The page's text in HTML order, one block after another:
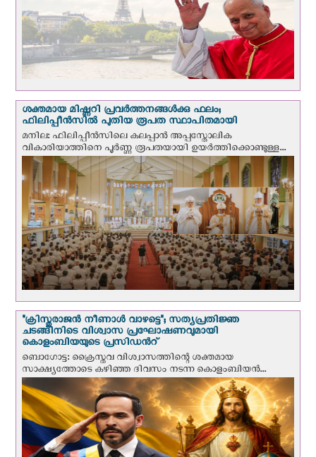
ശക്തമായ മിഷ്ണറി പ്രവർത്തനങ്ങൾക്കു ഫലം;
ഫിലിപ്പീൻസിൽ പുതിയ രൂപത സ്ഥാപിതമായി
മനില: ഫിലിപ്പീൻസിലെ കലപ്പാൻ അപ്പസ്തോലിക
വികാരിയാത്തിനെ പൂർണ്ണ രൂപതയായി ഉയർത്തിക്കൊണ്ടുള്ള...
"ക്രിസ്തുരാജന്‍ നീണാള്‍ വാഴട്ടെ"; സത്യപ്രതിജ്ഞ
ചടങ്ങിനിടെ വിശ്വാസ പ്രഘോഷണവുമായി
കൊളംബിയയുടെ പ്രസിഡന്‍റ്
ബൊഗോട്ട: ക്രൈസ്തവ വിശ്വാസത്തിന്റെ ശക്തമായ
സാക്ഷ്യത്തോടെ കഴിഞ്ഞ ദിവസം നടന്ന കൊളംബിയന്‍...